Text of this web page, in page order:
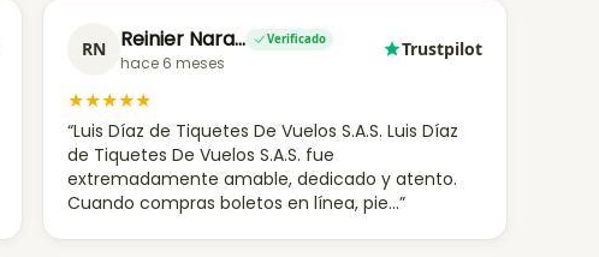
RN Reinier Nara… Verificado
hace 6 meses
Trustpilot
★★★★★
“Luis Díaz de Tiquetes De Vuelos S.A.S. Luis Díaz
de Tiquetes De Vuelos S.A.S. fue
extremadamente amable, dedicado y atento.
Cuando compras boletos en línea, pie...”